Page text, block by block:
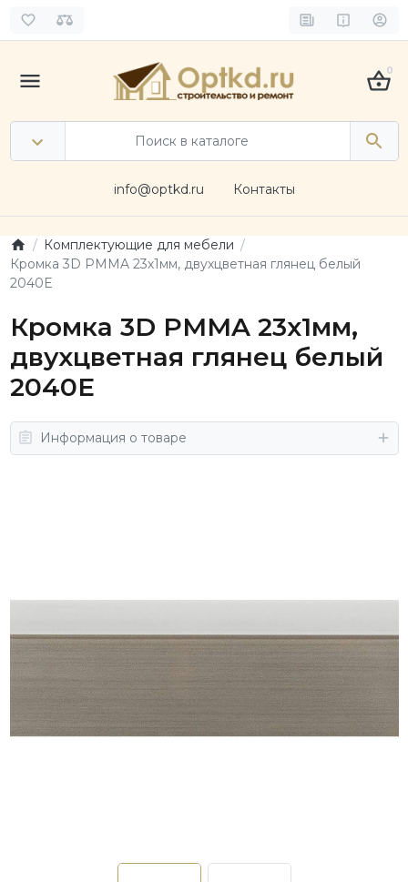
0
info@optkd.ru Контакты
Комплектующие для мебели
Кромка 3D PMMA 23х1мм, двухцветная глянец белый
2040E
Кромка 3D PMMA 23х1мм,
двухцветная глянец белый
2040E
Информация о товаре